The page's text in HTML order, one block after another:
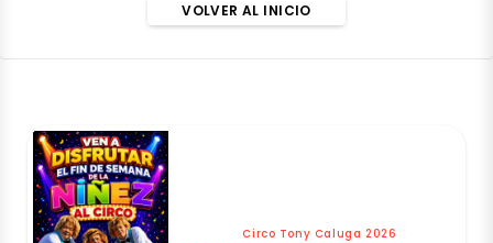
VOLVER AL INICIO
Circo Tony Caluga 2026